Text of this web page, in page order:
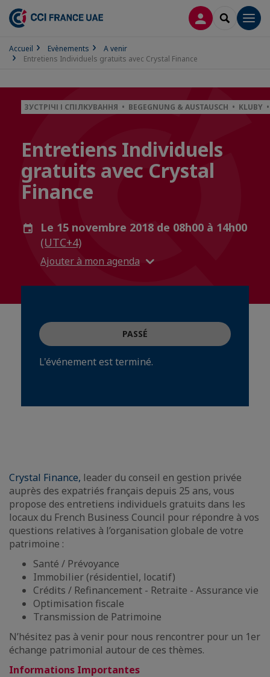
CONNEXION
Accueil Evènements
A venir
Entretiens Individuels gratuits avec Crystal Finance
ЗУСТРІЧІ І СПІЛКУВАННЯ • BEGEGNUNG & AUSTAUSCH •
Entretiens Individuels
gratuits avec Crystal
Finance
Le 15 novembre 2018 de 08h00 à 14h00
(UTC+4)
Ajouter à mon agenda
PASSÉ
L'événement est terminé.
Crystal Finance, leader du conseil en gestion privée
auprès des expatriés français depuis 25 ans, vous
propose des entretiens individuels gratuits dans les
locaux du French Business Council pour répondre à vos
questions relatives à l’organisation globale de votre
patrimoine :
Santé / Prévoyance
Immobilier (résidentiel, locatif)
Crédits / Refinancement - Retraite - Assurance vie
Optimisation fiscale
Transmission de Patrimoine
N’hésitez pas à venir pour nous rencontrer pour un 1er
échange patrimonial autour de ces thèmes.
Informations Importantes